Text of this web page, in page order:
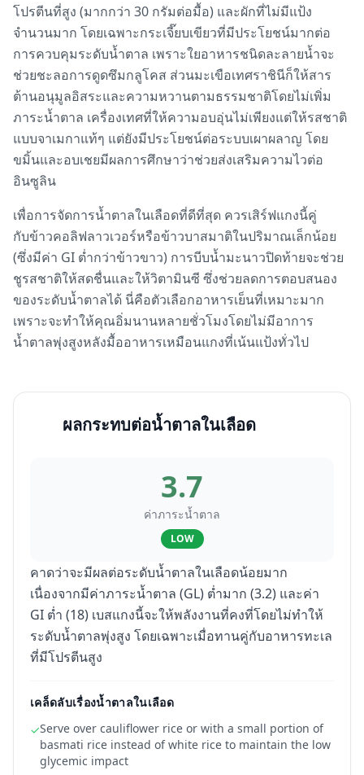
โปรตีนที่สูง (มากกว่า 30 กรัมต่อมื้อ) และผักที่ไม่มีแป้ง
จำนวนมาก โดยเฉพาะกระเจี๊ยบเขียวที่มีประโยชน์มากต่อ
การควบคุมระดับน้ำตาล เพราะใยอาหารชนิดละลายน้ำจะ
ช่วยชะลอการดูดซึมกลูโคส ส่วนมะเขือเทศราชินีก็ให้สาร
ต้านอนุมูลอิสระและความหวานตามธรรมชาติโดยไม่เพิ่ม
ภาระน้ำตาล เครื่องเทศที่ให้ความอบอุ่นไม่เพียงแต่ให้รสชาติ
แบบจาเมกาแท้ๆ แต่ยังมีประโยชน์ต่อระบบเผาผลาญ โดย
ขมิ้นและอบเชยมีผลการศึกษาว่าช่วยส่งเสริมความไวต่อ
อินซูลิน
เพื่อการจัดการน้ำตาลในเลือดที่ดีที่สุด ควรเสิร์ฟแกงนี้คู่
กับข้าวคอลิฟลาวเวอร์หรือข้าวบาสมาติในปริมาณเล็กน้อย
(ซึ่งมีค่า GI ต่ำกว่าข้าวขาว) การบีบน้ำมะนาวปิดท้ายจะช่วย
ชูรสชาติให้สดชื่นและให้วิตามินซี ซึ่งช่วยลดการตอบสนอง
ของระดับน้ำตาลได้ นี่คือตัวเลือกอาหารเย็นที่เหมาะมาก
เพราะจะทำให้คุณอิ่มนานหลายชั่วโมงโดยไม่มีอาการ
น้ำตาลพุ่งสูงหลังมื้ออาหารเหมือนแกงที่เน้นแป้งทั่วไป
ผลกระทบต่อน้ำตาลในเลือด
3.7
ค่าภาระน้ำตาล
LOW
คาดว่าจะมีผลต่อระดับน้ำตาลในเลือดน้อยมาก
เนื่องจากมีค่าภาระน้ำตาล (GL) ต่ำมาก (3.2) และค่า
GI ต่ำ (18) เบสแกงนี้จะให้พลังงานที่คงที่โดยไม่ทำให้
ระดับน้ำตาลพุ่งสูง โดยเฉพาะเมื่อทานคู่กับอาหารทะเล
ที่มีโปรตีนสูง
เคล็ดลับเรื่องน้ำตาลในเลือด
✓Serve over cauliflower rice or with a small portion of
basmati rice instead of white rice to maintain the low
glycemic impact